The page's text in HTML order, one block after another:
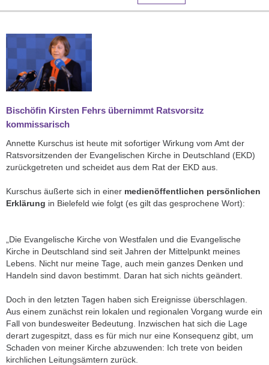
Bischöfin Kirsten Fehrs übernimmt Ratsvorsitz
kommissarisch
Annette Kurschus ist heute mit sofortiger Wirkung vom Amt der
Ratsvorsitzenden der Evangelischen Kirche in Deutschland (EKD)
zurückgetreten und scheidet aus dem Rat der EKD aus.
Kurschus äußerte sich in einer medienöffentlichen persönlichen
Erklärung in Bielefeld wie folgt (es gilt das gesprochene Wort):
„Die Evangelische Kirche von Westfalen und die Evangelische
Kirche in Deutschland sind seit Jahren der Mittelpunkt meines
Lebens. Nicht nur meine Tage, auch mein ganzes Denken und
Handeln sind davon bestimmt. Daran hat sich nichts geändert.
Doch in den letzten Tagen haben sich Ereignisse überschlagen.
Aus einem zunächst rein lokalen und regionalen Vorgang wurde ein
Fall von bundesweiter Bedeutung. Inzwischen hat sich die Lage
derart zugespitzt, dass es für mich nur eine Konsequenz gibt, um
Schaden von meiner Kirche abzuwenden: Ich trete von beiden
kirchlichen Leitungsämtern zurück.